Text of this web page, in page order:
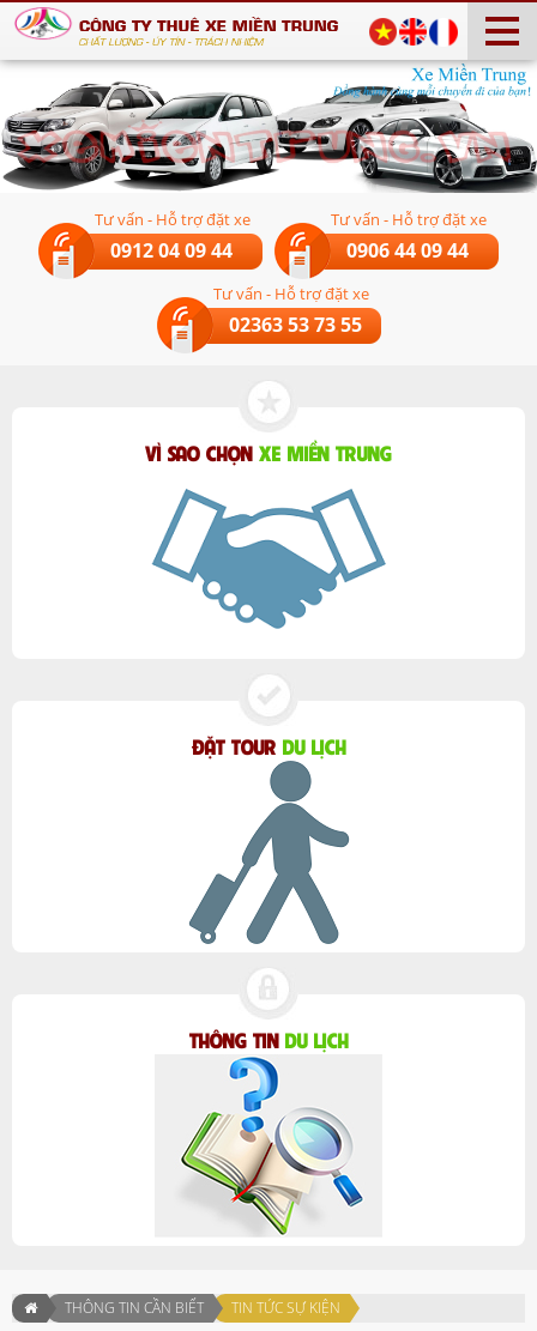
0912 04 09 44
Tư vấn - Hỗ trợ đặt xe
0906 44 09 44
Tư vấn - Hỗ trợ đặt xe
02363 53 73 55
Tư vấn - Hỗ trợ đặt xe
VÌ SAO CHỌN XE MIỀN TRUNG
ĐẶT TOUR DU LỊCH
THÔNG TIN DU LỊCH
THÔNG TIN CẦN BIẾT TIN TỨC SỰ KIỆN